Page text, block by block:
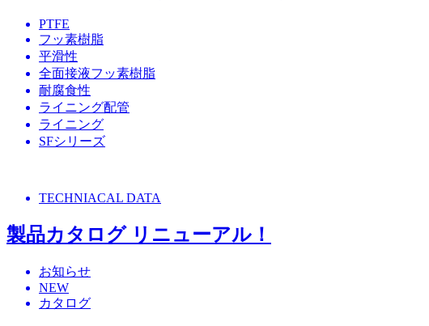
PTFE
フッ素樹脂
平滑性
全面接液フッ素樹脂
耐腐食性
ライニング配管
ライニング
SFシリーズ
TECHNIACAL DATA
製品カタログ リニューアル！
お知らせ
NEW
カタログ